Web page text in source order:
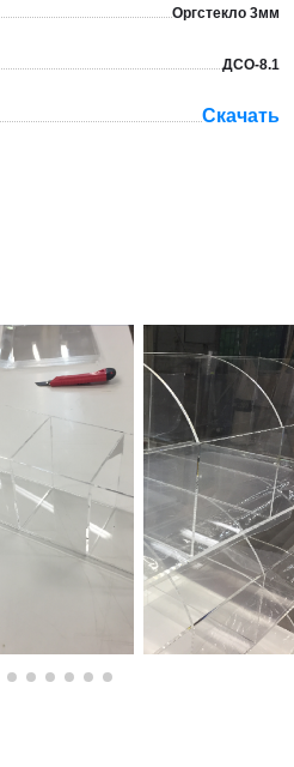
Оргстекло 3мм
ДСО-8.1
Скачать